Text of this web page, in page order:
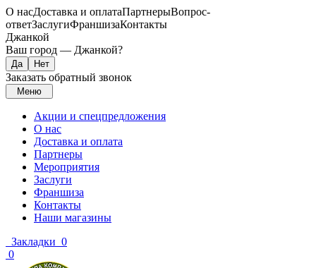
О насДоставка и оплатаПартнерыВопрос-
ответЗаслугиФраншизаКонтакты
Джанкой
Ваш город — Джанкой?
Заказать обратный звонок
Меню
Акции и спецпредложения
О нас
Доставка и оплата
Партнеры
Мероприятия
Заслуги
Франшиза
Контакты
Наши магазины
Закладки 0
0